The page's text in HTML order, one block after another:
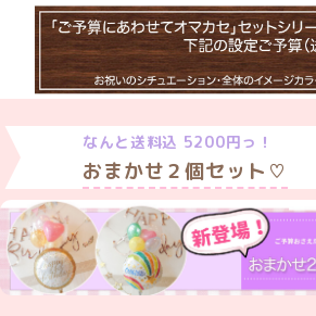
なんと送料込 5200円っ！
おまかせ２個セット♡